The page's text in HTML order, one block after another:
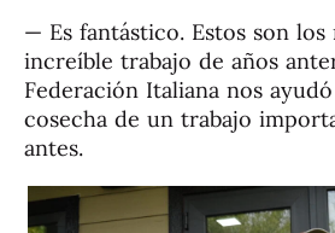
— Es fantástico. Estos son
increíble trabajo de años
Federación Italiana nos
cosecha de un trabajo
antes.